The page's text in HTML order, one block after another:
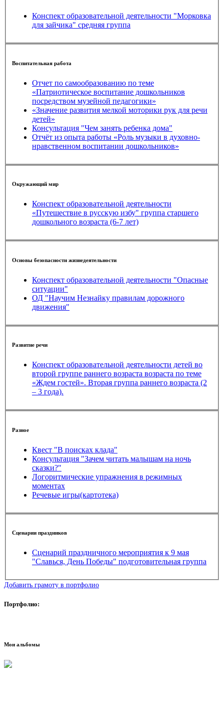
Конспект образовательной деятельности "Морковка
для зайчика" средняя группа
Воспитательная работа
Отчет по самообразованию по теме
«Патриотическое воспитание дошкольников
посредством музейной педагогики»
«Значение развития мелкой моторики рук для речи
детей»
Консультация "Чем занять ребенка дома"
Отчёт из опыта работы «Роль музыки в духовно-
нравственном воспитании дошкольников»
Окружающий мир
Конспект образовательной деятельности
«Путешествие в русскую избу" группа старшего
дошкольного возраста (6-7 лет)
Основы безопасности жизнедеятельности
Конспект образовательной деятельности "Опасные
ситуации"
ОД "Научим Незнайку правилам дорожного
движения"
Развитие речи
Конспект образовательной деятельности детей во
второй группе раннего возраста возраста по теме
«Ждем гостей». Вторая группа раннего возраста (2
– 3 года).
Разное
Квест "В поисках клада"
Консультация "Зачем читать малышам на ночь
сказки?"
Логоритмические упражнения в режимных
моментах
Речевые игры(картотека)
Сценарии праздников
Сценарий праздничного мероприятия к 9 мая
"Славься, День Победы" подготовительная группа
Добавить грамоту в портфолио
Портфолио:
Мои альбомы